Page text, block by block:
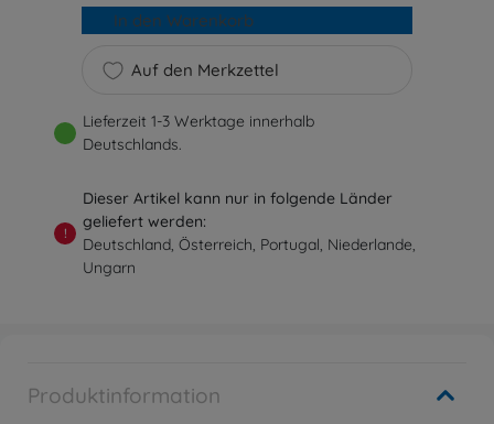
Auf den Merkzettel
In den Warenkorb
Lieferzeit 1-3 Werktage innerhalb
Deutschlands.
!
Dieser Artikel kann nur in folgende Länder
geliefert werden:
Deutschland, Österreich, Portugal, Niederlande,
Ungarn
Produktinformation